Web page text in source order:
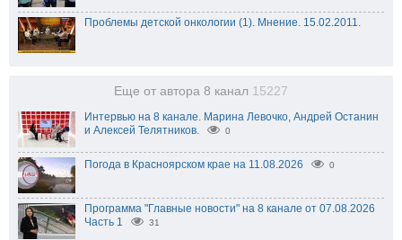
Проблемы детской онкологии (1). Мнение. 15.02.2011.
Еще от автора 8 канал 15227
Интервью на 8 канале. Марина Левочко, Андрей Останин
и Алексей Телятников.
0
Погода в Красноярском крае на 11.08.2026 0
Программа "Главные новости" на 8 канале от 07.08.2026
Часть 1
31